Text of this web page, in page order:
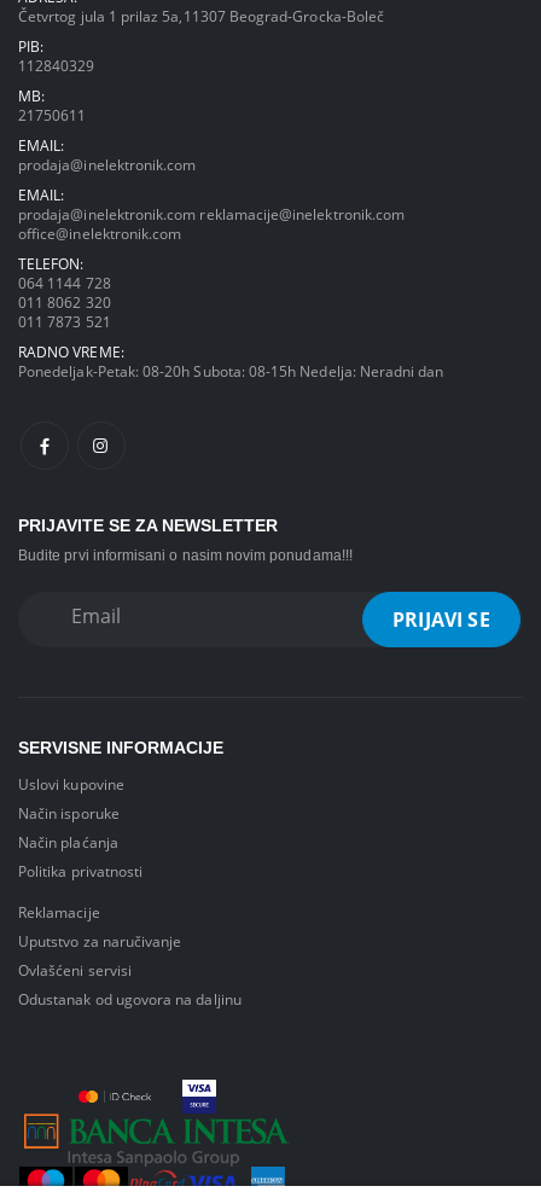
Četvrtog jula 1 prilaz 5a,11307 Beograd-Grocka-Boleč
PIB:
112840329
MB:
21750611
EMAIL:
prodaja@inelektronik.com
EMAIL:
prodaja@inelektronik.com reklamacije@inelektronik.com
office@inelektronik.com
TELEFON:
064 1144 728
011 8062 320
011 7873 521
RADNO VREME:
Ponedeljak-Petak: 08-20h Subota: 08-15h Nedelja: Neradni dan
PRIJAVITE SE ZA NEWSLETTER
Budite prvi informisani o nasim novim ponudama!!!
SERVISNE INFORMACIJE
Uslovi kupovine
Način isporuke
Način plaćanja
Politika privatnosti
Reklamacije
Uputstvo za naručivanje
Ovlašćeni servisi
Odustanak od ugovora na daljinu